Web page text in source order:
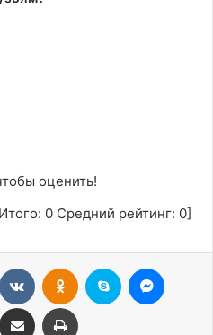
оценить!
0 Средний рейтинг: 0]
ВконтактеОдноклассники
Skype
Поделиться через электронную почту Печатать